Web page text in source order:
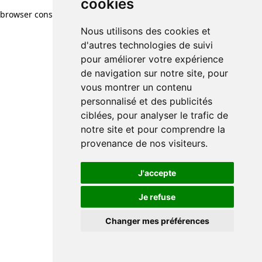
cookies
Nous utilisons des cookies et
d'autres technologies de suivi
pour améliorer votre expérience
de navigation sur notre site, pour
vous montrer un contenu
personnalisé et des publicités
ciblées, pour analyser le trafic de
notre site et pour comprendre la
provenance de nos visiteurs.
J'accepte
Je refuse
Changer mes préférences
browser console for more information)